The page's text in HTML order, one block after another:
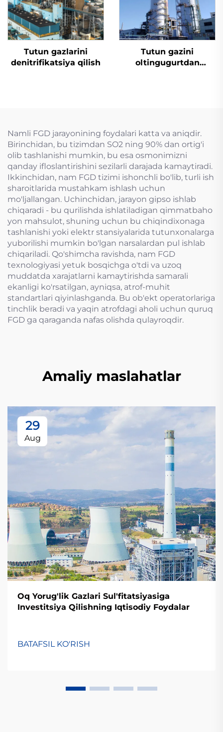
Tutun gazlarini
denitrifikatsiya qilish
Tutun gazini
oltingugurtdan
Namli FGD jarayonining foydalari katta va aniqdir.
Birinchidan, bu tizimdan SO2 ning 90% dan ortig'i
olib tashlanishi mumkin, bu esa osmonimizni
qanday ifloslantirishini sezilarli darajada kamaytiradi.
Ikkinchidan, nam FGD tizimi ishonchli bo'lib, turli ish
sharoitlarida mustahkam ishlash uchun
mo'ljallangan. Uchinchidan, jarayon gipso ishlab
chiqaradi - bu qurilishda ishlatiladigan qimmatbaho
yon mahsulot, shuning uchun bu chiqindixonaga
tashlanishi yoki elektr stansiyalarida tutunxonalarga
yuborilishi mumkin bo'lgan narsalardan pul ishlab
chiqariladi. Qo'shimcha ravishda, nam FGD
texnologiyasi yetuk bosqichga o'tdi va uzoq
muddatda xarajatlarni kamaytirishda samarali
ekanligi ko'rsatilgan, ayniqsa, atrof-muhit
standartlari qiyinlashganda. Bu ob'ekt operatorlariga
tinchlik beradi va yaqin atrofdagi aholi uchun quruq
FGD ga qaraganda nafas olishda qulayroqdir.
Amaliy maslahatlar
29
Aug
Oq Yorug'lik Gazlari Sul'fitatsiyasiga
Investitsiya Qilishning Iqtisodiy Foydalar
BATAFSIL KO'RISH